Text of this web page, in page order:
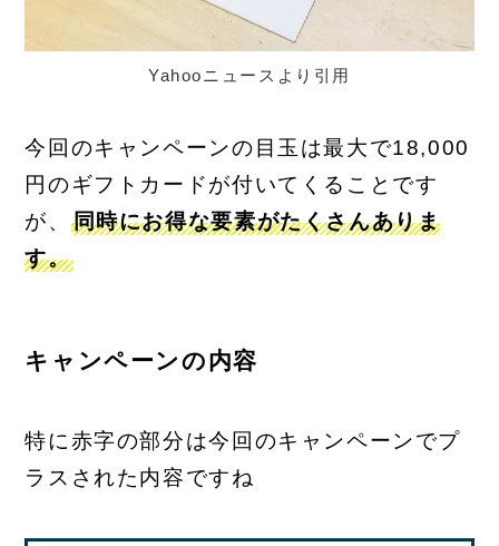
Yahooニュースより引用
今回のキャンペーンの目玉は最大で18,000
円のギフトカードが付いてくることです
が、 同時にお得な要素がたくさんありま
す。
キャンペーンの内容
特に赤字の部分は今回のキャンペーンでプ
ラスされた内容ですね